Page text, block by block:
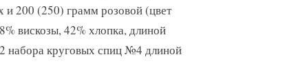
и 200 (250) грамм розовой (цвет
вискозы, 42% хлопка, длиной
набора круговых спиц №4 длиной